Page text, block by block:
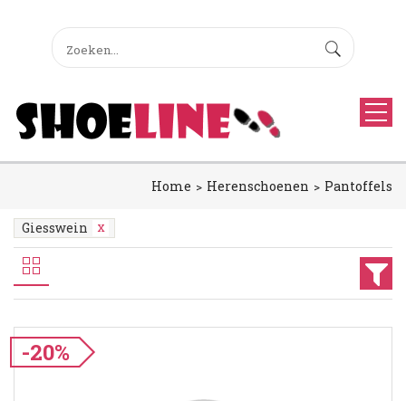
Home Herenschoenen Pantoffels
Giesswein
-20%